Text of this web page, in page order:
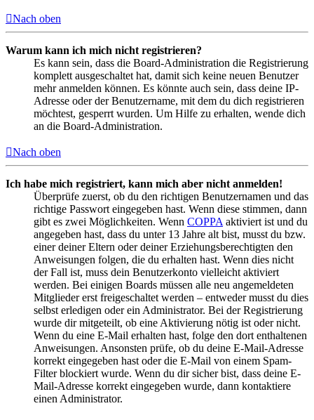
Nach oben
Warum kann ich mich nicht registrieren?
Es kann sein, dass die Board-Administration die Registrierung
komplett ausgeschaltet hat, damit sich keine neuen Benutzer
mehr anmelden können. Es könnte auch sein, dass deine IP-
Adresse oder der Benutzername, mit dem du dich registrieren
möchtest, gesperrt wurden. Um Hilfe zu erhalten, wende dich
an die Board-Administration.
Nach oben
Ich habe mich registriert, kann mich aber nicht anmelden!
Überprüfe zuerst, ob du den richtigen Benutzernamen und das
richtige Passwort eingegeben hast. Wenn diese stimmen, dann
gibt es zwei Möglichkeiten. Wenn COPPA aktiviert ist und du
angegeben hast, dass du unter 13 Jahre alt bist, musst du bzw.
einer deiner Eltern oder deiner Erziehungsberechtigten den
Anweisungen folgen, die du erhalten hast. Wenn dies nicht
der Fall ist, muss dein Benutzerkonto vielleicht aktiviert
werden. Bei einigen Boards müssen alle neu angemeldeten
Mitglieder erst freigeschaltet werden – entweder musst du dies
selbst erledigen oder ein Administrator. Bei der Registrierung
wurde dir mitgeteilt, ob eine Aktivierung nötig ist oder nicht.
Wenn du eine E-Mail erhalten hast, folge den dort enthaltenen
Anweisungen. Ansonsten prüfe, ob du deine E-Mail-Adresse
korrekt eingegeben hast oder die E-Mail von einem Spam-
Filter blockiert wurde. Wenn du dir sicher bist, dass deine E-
Mail-Adresse korrekt eingegeben wurde, dann kontaktiere
einen Administrator.